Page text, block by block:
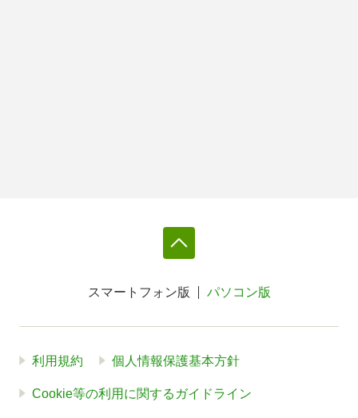
スマートフォン版 パソコン版
利用規約 個人情報保護基本方針
Cookie等の利用に関するガイドライン